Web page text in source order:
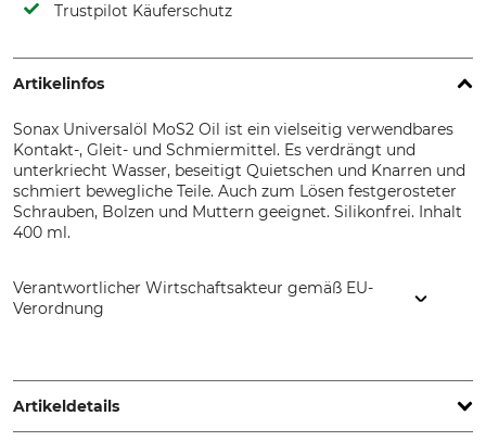
Trustpilot Käuferschutz
Artikelinfos
Sonax Universalöl MoS2 Oil ist ein vielseitig verwendbares
Kontakt-, Gleit- und Schmiermittel. Es verdrängt und
unterkriecht Wasser, beseitigt Quietschen und Knarren und
schmiert bewegliche Teile. Auch zum Lösen festgerosteter
Schrauben, Bolzen und Muttern geeignet. Silikonfrei. Inhalt
400 ml.
Verantwortlicher Wirtschaftsakteur gemäß EU-
Verordnung
Donau, Germany, www.sonax.de
Artikeldetails